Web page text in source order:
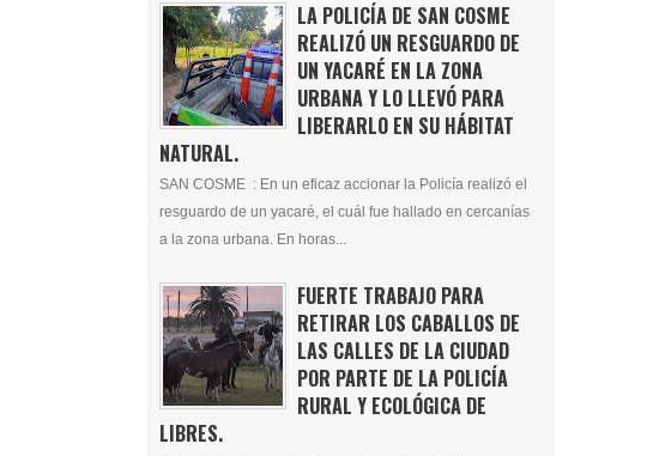
LA POLICÍA DE SAN COSME
REALIZÓ UN RESGUARDO DE
UN YACARÉ EN LA ZONA
URBANA Y LO LLEVÓ PARA
LIBERARLO EN SU HÁBITAT
NATURAL.
SAN COSME : En un eficaz accionar la Policía realizó el
resguardo de un yacaré, el cuál fue hallado en cercanías
a la zona urbana. En horas...
FUERTE TRABAJO PARA
RETIRAR LOS CABALLOS DE
LAS CALLES DE LA CIUDAD
POR PARTE DE LA POLICÍA
RURAL Y ECOLÓGICA DE
LIBRES.